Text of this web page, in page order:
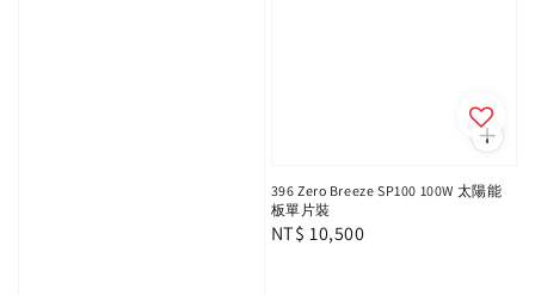
396 Zero Breeze SP100 100W 太陽能
板單片裝
Regular
NT$ 10,500